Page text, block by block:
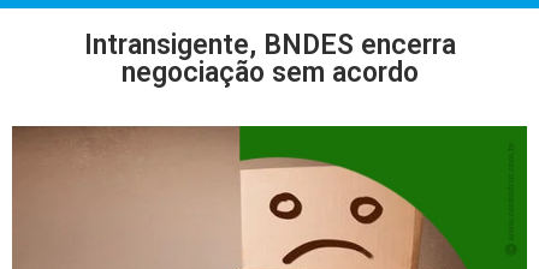
Intransigente, BNDES encerra
negociação sem acordo